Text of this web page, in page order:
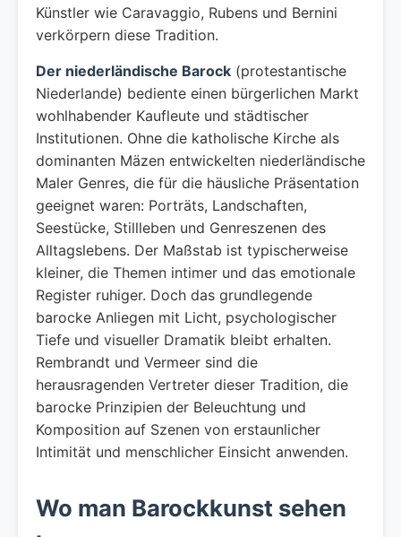
Künstler wie Caravaggio, Rubens und Bernini
verkörpern diese Tradition.
Der niederländische Barock (protestantische
Niederlande) bediente einen bürgerlichen Markt
wohlhabender Kaufleute und städtischer
Institutionen. Ohne die katholische Kirche als
dominanten Mäzen entwickelten niederländische
Maler Genres, die für die häusliche Präsentation
geeignet waren: Porträts, Landschaften,
Seestücke, Stillleben und Genreszenen des
Alltagslebens. Der Maßstab ist typischerweise
kleiner, die Themen intimer und das emotionale
Register ruhiger. Doch das grundlegende
barocke Anliegen mit Licht, psychologischer
Tiefe und visueller Dramatik bleibt erhalten.
Rembrandt und Vermeer sind die
herausragenden Vertreter dieser Tradition, die
barocke Prinzipien der Beleuchtung und
Komposition auf Szenen von erstaunlicher
Intimität und menschlicher Einsicht anwenden.
Wo man Barockkunst sehen